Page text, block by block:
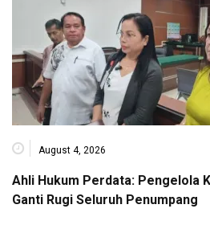
August 4, 2026
Ahli Hukum Perdata: Pengelola
Ganti Rugi Seluruh Penumpang